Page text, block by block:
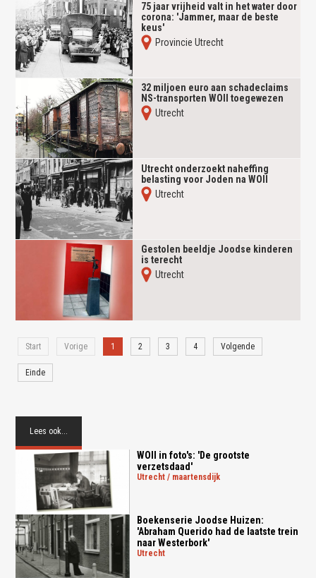
75 jaar vrijheid valt in het water door
corona: 'Jammer, maar de beste
keus'
Provincie Utrecht
32 miljoen euro aan schadeclaims
NS-transporten WOII toegewezen
Utrecht
Utrecht onderzoekt naheffing
belasting voor Joden na WOII
Utrecht
Gestolen beeldje Joodse kinderen
is terecht
Utrecht
Start Vorige 1 2 3 4 Volgende
Einde
Lees ook...
WOII in foto's: 'De grootste
verzetsdaad'
utrecht / maartensdijk
Boekenserie Joodse Huizen:
'Abraham Querido had de laatste trein
naar Westerbork'
utrecht